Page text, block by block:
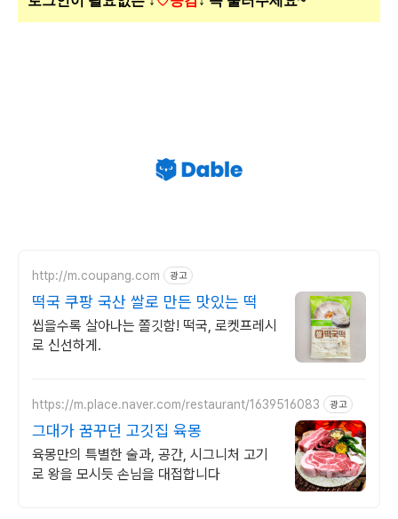
http://m.coupang.com 광고
떡국 쿠팡 국산 쌀로 만든 맛있는 떡
씹을수록 살아나는 쫄깃함! 떡국, 로켓프레시
로 신선하게.
https://m.place.naver.com/restaurant/1639516083 광고
그대가 꿈꾸던 고깃집 육몽
육몽만의 특별한 술과, 공간, 시그니처 고기
로 왕을 모시듯 손님을 대접합니다